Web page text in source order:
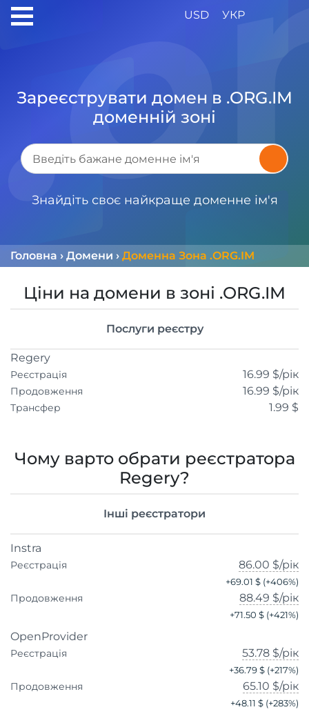
USD УКР
Зареєструвати домен в .ORG.IM
доменній зоні
Знайдіть своє найкраще доменне ім'я
Головна › Домени › Доменна Зона .ORG.IM
Ціни на домени в зоні .ORG.IM
Послуги реєстру
Regery
Реєстрація 16.99 $/рік
Продовження 16.99 $/рік
Трансфер 1.99 $
Чому варто обрати реєстратора
Regery?
Інші реєстратори
Instra
Реєстрація 86.00 $/рік
+69.01 $ (+406%)
Продовження 88.49 $/рік
+71.50 $ (+421%)
OpenProvider
Реєстрація 53.78 $/рік
+36.79 $ (+217%)
Продовження 65.10 $/рік
+48.11 $ (+283%)